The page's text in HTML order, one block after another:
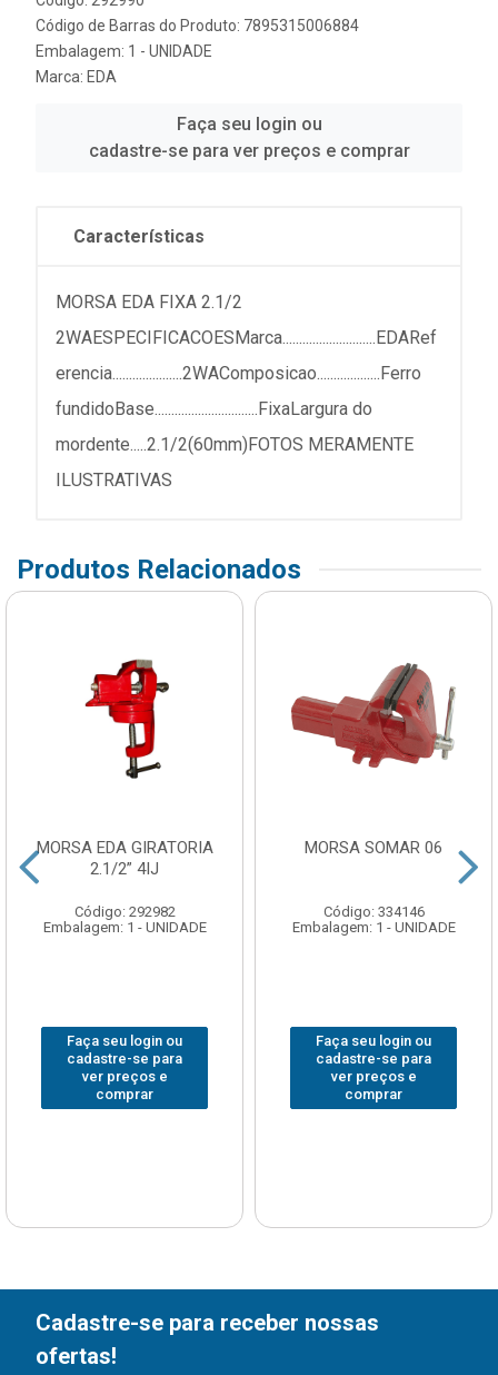
Código de Barras do Produto: 7895315006884
Embalagem: 1 - UNIDADE
Marca: EDA
Faça seu login ou
cadastre-se para ver preços e comprar
Características
MORSA EDA FIXA 2.1/2
2WAESPECIFICACOESMarca............................EDARef
erencia.....................2WAComposicao...................Ferro
fundidoBase...............................FixaLargura do
mordente.....2.1/2(60mm)FOTOS MERAMENTE
ILUSTRATIVAS
Produtos Relacionados
MORSA EDA GIRATORIA
2.1/2” 4IJ
Código: 292982
Embalagem: 1 - UNIDADE
Faça seu login ou
cadastre-se para
ver preços e
comprar
MORSA SOMAR 06
Código: 334146
Embalagem: 1 - UNIDADE
Faça seu login ou
cadastre-se para
ver preços e
comprar
Cadastre-se para receber nossas
ofertas!